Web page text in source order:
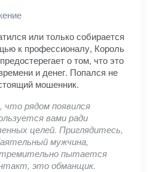
или только собирается
к профессионалу, Король
о том, что это
и денег. Попался не
мошенник.
рядом появился
вами ради
целей. Приглядитесь,
мужчина,
пытается
это обманщик.